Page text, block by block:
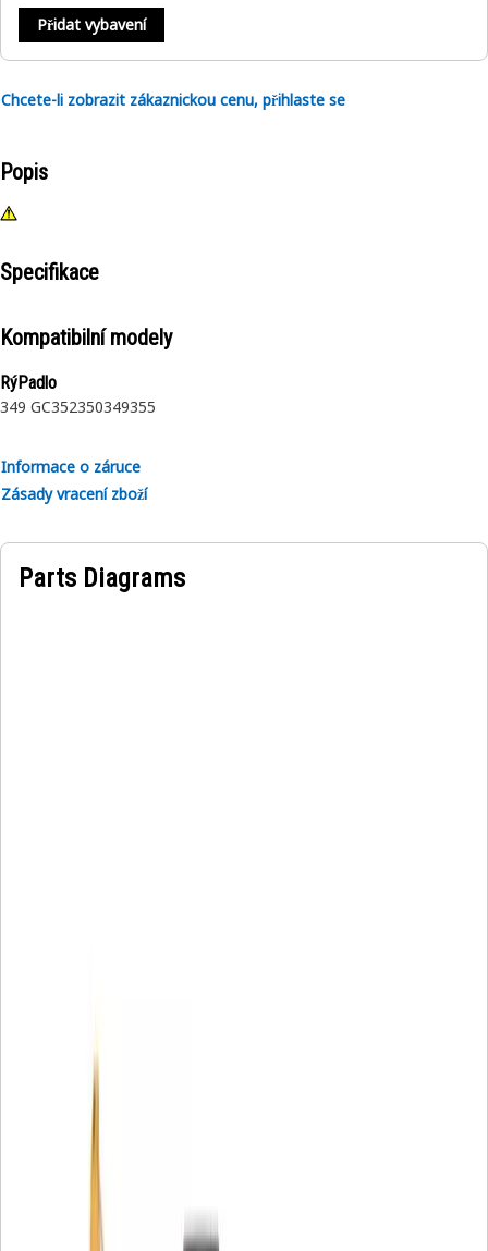
Přidat vybavení
Chcete-li zobrazit zákaznickou cenu, přihlaste se
Popis
Specifikace
Kompatibilní modely
RýPadlo
349 GC352350349355
Informace o záruce
Zásady vracení zboží
Parts Diagrams